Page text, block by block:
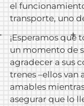
el
transporte, uno
¡Esperamos que
un momento de
agradecer a sus
trenes –ellos van
amables
asegurar que lo